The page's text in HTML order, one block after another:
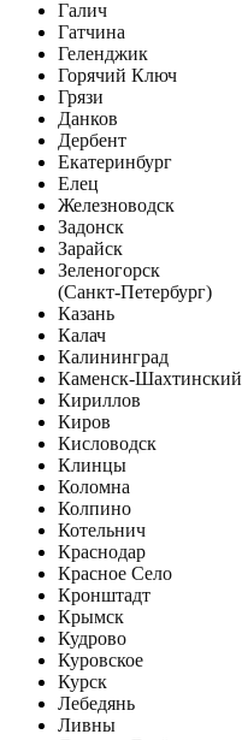
Галич
Гатчина
Геленджик
Горячий Ключ
Грязи
Данков
Дербент
Екатеринбург
Елец
Железноводск
Задонск
Зарайск
Зеленогорск
(Санкт-Петербург)
Казань
Калач
Калининград
Каменск-Шахтинский
Кириллов
Киров
Кисловодск
Клинцы
Коломна
Колпино
Котельнич
Краснодар
Красное Село
Кронштадт
Крымск
Кудрово
Куровское
Курск
Лебедянь
Ливны